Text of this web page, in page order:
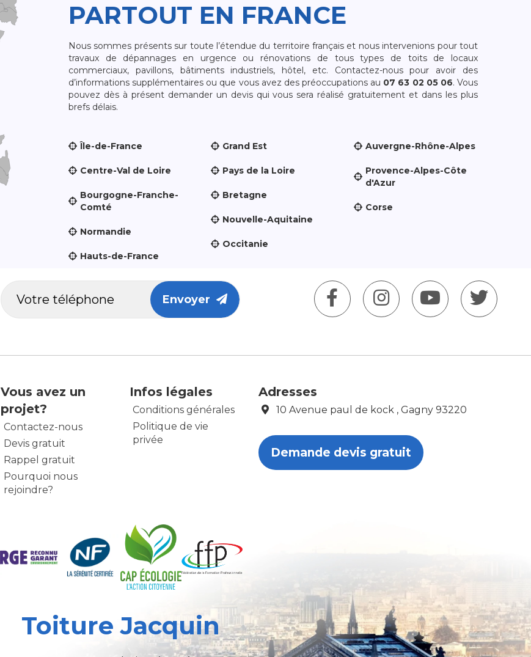
PARTOUT EN FRANCE
Nous sommes présents sur toute l’étendue du territoire français et nous intervenions pour tout
travaux de dépannages en urgence ou rénovations de tous types de toits de locaux
commerciaux, pavillons, bâtiments industriels, hôtel, etc. Contactez-nous pour avoir des
d’informations supplémentaires ou que vous avez des préoccupations au 07 63 02 05 06. Vous
pouvez dès à présent demander un devis qui vous sera réalisé gratuitement et dans les plus
brefs délais.
Île-de-France
Centre-Val de Loire
Bourgogne-Franche-
Comté
Normandie
Hauts-de-France
Grand Est
Pays de la Loire
Bretagne
Nouvelle-Aquitaine
Occitanie
Auvergne-Rhône-Alpes
Provence-Alpes-Côte
d'Azur
Corse
Envoyer
Vous avez un
projet?
Contactez-nous
Devis gratuit
Rappel gratuit
Pourquoi nous
rejoindre?
Infos légales
Conditions générales
Politique de vie
privée
Adresses
10 Avenue paul de kock , Gagny 93220
Demande devis gratuit
Toiture Jacquin